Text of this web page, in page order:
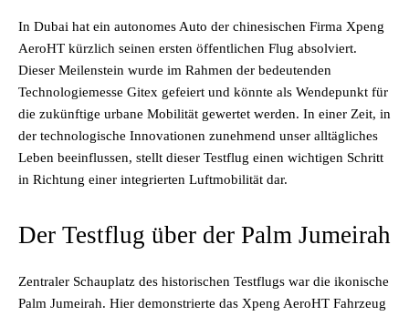
In Dubai hat ein autonomes Auto der chinesischen Firma Xpeng
AeroHT kürzlich seinen ersten öffentlichen Flug absolviert.
Dieser Meilenstein wurde im Rahmen der bedeutenden
Technologiemesse Gitex gefeiert und könnte als Wendepunkt für
die zukünftige urbane Mobilität gewertet werden. In einer Zeit, in
der technologische Innovationen zunehmend unser alltägliches
Leben beeinflussen, stellt dieser Testflug einen wichtigen Schritt
in Richtung einer integrierten Luftmobilität dar.
Der Testflug über der Palm Jumeirah
Zentraler Schauplatz des historischen Testflugs war die ikonische
Palm Jumeirah. Hier demonstrierte das Xpeng AeroHT Fahrzeug